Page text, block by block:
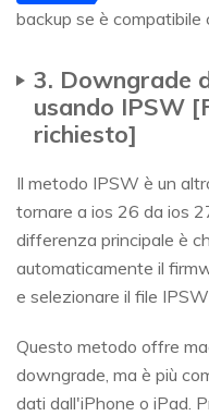
backup se è compatibile
3. Downgrade
usando IPSW
richiesto]
Il metodo IPSW è un
tornare a ios 26 da ios
differenza principale è
automaticamente il
e selezionare il file
Questo metodo offre
downgrade, ma è più
dati dall'iPhone o iPad.